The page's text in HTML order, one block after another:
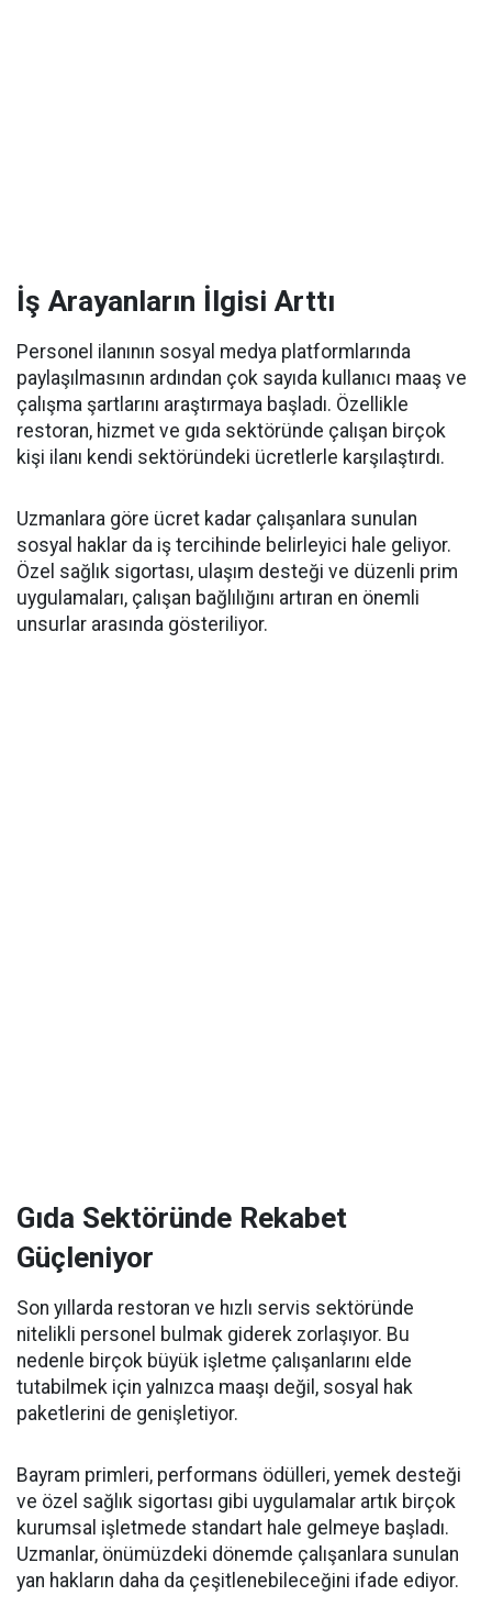
İş Arayanların İlgisi Arttı
Personel ilanının sosyal medya platformlarında
paylaşılmasının ardından çok sayıda kullanıcı maaş ve
çalışma şartlarını araştırmaya başladı. Özellikle
restoran, hizmet ve gıda sektöründe çalışan birçok
kişi ilanı kendi sektöründeki ücretlerle karşılaştırdı.
Uzmanlara göre ücret kadar çalışanlara sunulan
sosyal haklar da iş tercihinde belirleyici hale geliyor.
Özel sağlık sigortası, ulaşım desteği ve düzenli prim
uygulamaları, çalışan bağlılığını artıran en önemli
unsurlar arasında gösteriliyor.
Gıda Sektöründe Rekabet
Güçleniyor
Son yıllarda restoran ve hızlı servis sektöründe
nitelikli personel bulmak giderek zorlaşıyor. Bu
nedenle birçok büyük işletme çalışanlarını elde
tutabilmek için yalnızca maaşı değil, sosyal hak
paketlerini de genişletiyor.
Bayram primleri, performans ödülleri, yemek desteği
ve özel sağlık sigortası gibi uygulamalar artık birçok
kurumsal işletmede standart hale gelmeye başladı.
Uzmanlar, önümüzdeki dönemde çalışanlara sunulan
yan hakların daha da çeşitlenebileceğini ifade ediyor.